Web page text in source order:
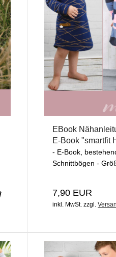
EBook
E-Book "smartfit
- E-Book,
Schnittbögen -
7,90 EUR
inkl. MwSt. zzgl.